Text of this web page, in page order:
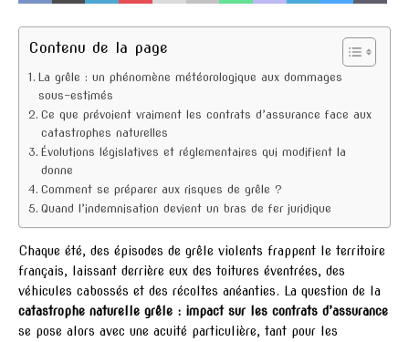
Contenu de la page
La grêle : un phénomène météorologique aux dommages
sous-estimés
Ce que prévoient vraiment les contrats d’assurance face aux
catastrophes naturelles
Évolutions législatives et réglementaires qui modifient la
donne
Comment se préparer aux risques de grêle ?
Quand l’indemnisation devient un bras de fer juridique
Chaque été, des épisodes de grêle violents frappent le territoire
français, laissant derrière eux des toitures éventrées, des
véhicules cabossés et des récoltes anéanties. La question de la
catastrophe naturelle grêle : impact sur les contrats d’assurance
se pose alors avec une acuité particulière, tant pour les